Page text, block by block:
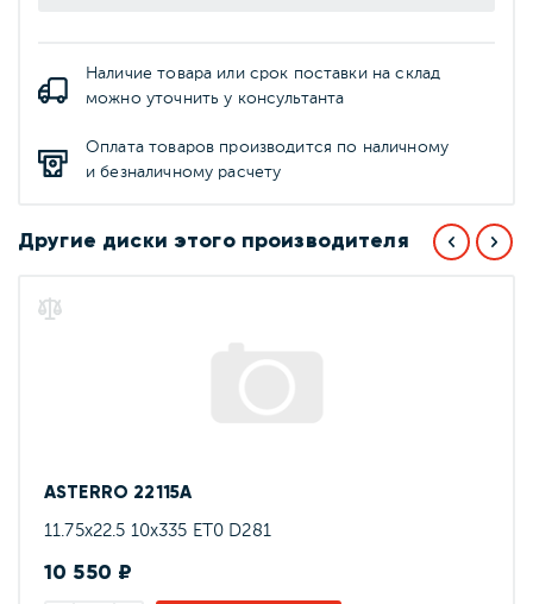
Наличие товара или срок поставки на склад
можно уточнить у консультанта
Оплата товаров производится по наличному
и безналичному расчету
Другие диски этого производителя
ASTERRO 22115A
11.75x22.5 10x335 ET0 D281
10 550 ₽